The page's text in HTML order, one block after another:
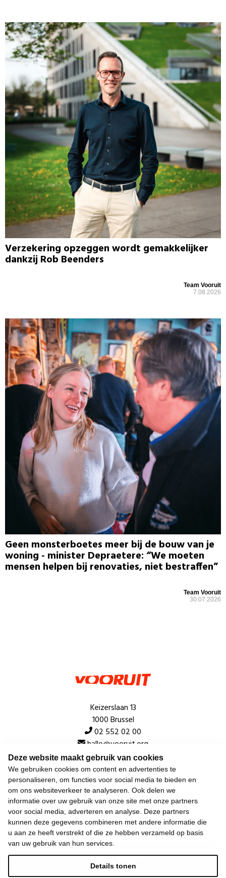
Deze website maakt gebruik van cookies
We gebruiken cookies om content en advertenties te
personaliseren, om functies voor social media te bieden en
om ons websiteverkeer te analyseren. Ook delen we
informatie over uw gebruik van onze site met onze partners
voor social media, adverteren en analyse. Deze partners
kunnen deze gegevens combineren met andere informatie die
u aan ze heeft verstrekt of die ze hebben verzameld op basis
van uw gebruik van hun services.
Details tonen
Verzekering opzeggen wordt gemakkelijker
dankzij Rob Beenders
Team Vooruit
7.08.2026
Geen monsterboetes meer bij de bouw van je
woning - minister Depraetere: “We moeten
mensen helpen bij renovaties, niet bestraffen”
Team Vooruit
30.07.2026
Keizerslaan 13
1000 Brussel
02 552 02 00
hallo@vooruit.org
Snel
Over de beweging
Algemeen
Laatste nieuws